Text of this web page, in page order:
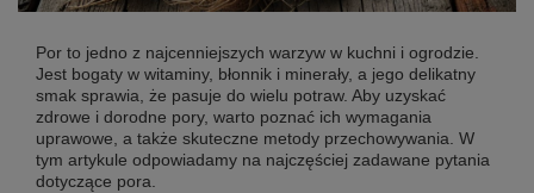
Por to jedno z najcenniejszych warzyw w kuchni i ogrodzie.
Jest bogaty w witaminy, błonnik i minerały, a jego delikatny
smak sprawia, że pasuje do wielu potraw. Aby uzyskać
zdrowe i dorodne pory, warto poznać ich wymagania
uprawowe, a także skuteczne metody przechowywania. W
tym artykule odpowiadamy na najczęściej zadawane pytania
dotyczące pora.